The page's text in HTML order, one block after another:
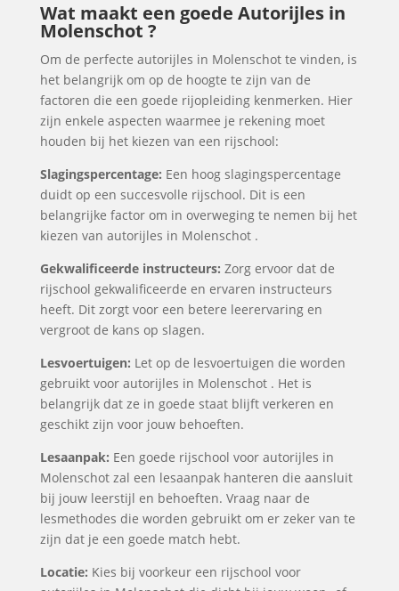
Wat maakt een goede Autorijles in
Molenschot ?
Om de perfecte autorijles in Molenschot te vinden, is
het belangrijk om op de hoogte te zijn van de
factoren die een goede rijopleiding kenmerken. Hier
zijn enkele aspecten waarmee je rekening moet
houden bij het kiezen van een rijschool:
Slagingspercentage: Een hoog slagingspercentage
duidt op een succesvolle rijschool. Dit is een
belangrijke factor om in overweging te nemen bij het
kiezen van autorijles in Molenschot .
Gekwalificeerde instructeurs: Zorg ervoor dat de
rijschool gekwalificeerde en ervaren instructeurs
heeft. Dit zorgt voor een betere leerervaring en
vergroot de kans op slagen.
Lesvoertuigen: Let op de lesvoertuigen die worden
gebruikt voor autorijles in Molenschot . Het is
belangrijk dat ze in goede staat blijft verkeren en
geschikt zijn voor jouw behoeften.
Lesaanpak: Een goede rijschool voor autorijles in
Molenschot zal een lesaanpak hanteren die aansluit
bij jouw leerstijl en behoeften. Vraag naar de
lesmethodes die worden gebruikt om er zeker van te
zijn dat je een goede match hebt.
Locatie: Kies bij voorkeur een rijschool voor